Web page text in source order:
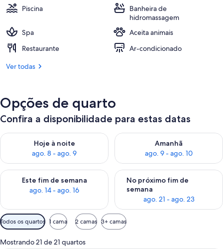
Piscina
Banheira de
hidromassagem
Spa
Aceita animais
Restaurante
Ar-condicionado
Ver todas
Opções de quarto
Confira a disponibilidade para estas datas
Hoje à noite
ago. 8 - ago. 9
Verifica a disponibilidade para esta noite, ago. 8 - ago. 9
Amanhã
ago. 9 - ago. 10
Verifica a disponibilidade
Este fim de semana
ago. 14 - ago. 16
Verifica a disponibilidade para este fim de semana, ago. 14 -
No próximo fim de
semana
ago. 21 - ago. 23
Verifica a disponibilidade
Filtros
disponíveis
para
Todos os quartos 1 cama 2 camas 3+ camas
Mostrando 21 de 21 quartos